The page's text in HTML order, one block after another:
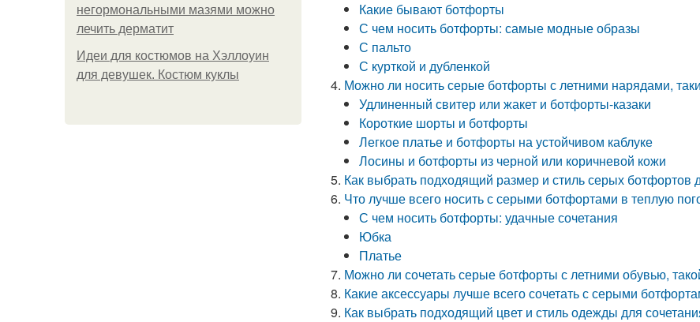
негормональными мазями можно
лечить дерматит
Идеи для костюмов на Хэллоуин
для девушек. Костюм куклы
Какие бывают ботфорты
С чем носить ботфорты: самые модные образы
С пальто
С курткой и дубленкой
Можно ли носить серые ботфорты с летними нарядами,
Удлиненный свитер или жакет и ботфорты-казаки
Короткие шорты и ботфорты
Легкое платье и ботфорты на устойчивом каблуке
Лосины и ботфорты из черной или коричневой кожи
Как выбрать подходящий размер и стиль серых ботфортов
Что лучше всего носить с серыми ботфортами в теплую
С чем носить ботфорты: удачные сочетания
Юбка
Платье
Можно ли сочетать серые ботфорты с летними обувью,
Какие аксессуары лучше всего сочетать с серыми
Как выбрать подходящий цвет и стиль одежды для